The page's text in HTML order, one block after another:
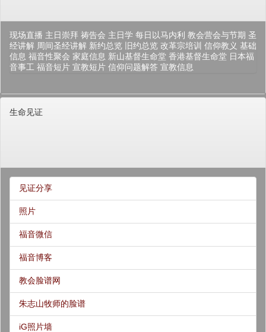
现场直播 主日崇拜 祷告会 主日学 每日以马内利 教会营会与节期 圣
经讲解 周间圣经讲解 新约总览 旧约总览 改革宗培训 信仰教义 基础
信息 福音性聚会 家庭信息 新山基督生命堂 香港基督生命堂 日本福
音事工 福音短片 宣教短片 信仰问题解答 宣教信息
生命见证
见证分享
照片
福音微信
福音博客
教会脸谱网
朱志山牧师的脸谱
iG照片墙